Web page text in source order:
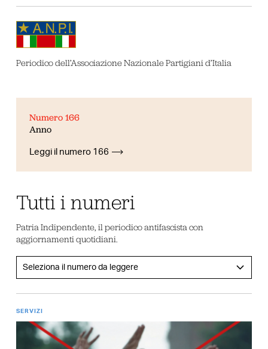
Periodico dell’Associazione Nazionale Partigiani d’Italia
Numero 166
Anno
Leggi il numero 166
Tutti i numeri
Patria Indipendente, il periodico antifascista con
aggiornamenti quotidiani.
SERVIZI